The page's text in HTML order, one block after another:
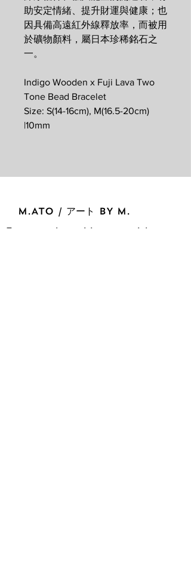
助安定情緒、提升財運與健康；也
因具備高遠紅外線釋放率，而被用
於礦物顏料，屬日本珍稀銘石之
一。
Indigo Wooden x Fuji Lava Two
Tone Bead Bracelet
Size: S(14-16cm), M(16.5-20cm)
|10mm
M.ATO / アート BY M.
For general enquiries or special